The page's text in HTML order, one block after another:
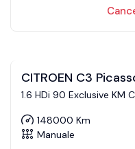
CITROEN C3
1.6 HDi 90 Exclusive KM
148000 Km
Manuale